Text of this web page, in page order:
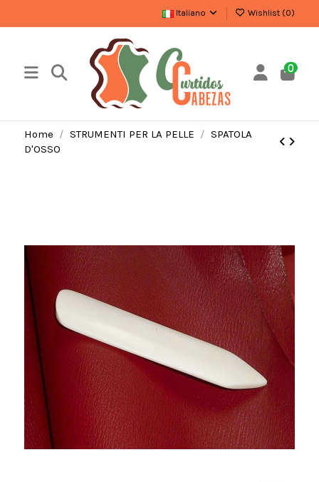
Italiano Wishlist (0)
0
Home STRUMENTI PER LA PELLE
SPATOLA
D'OSSO